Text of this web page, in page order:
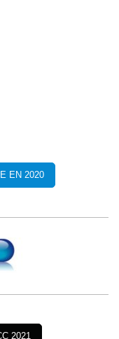
EN 2020
2021